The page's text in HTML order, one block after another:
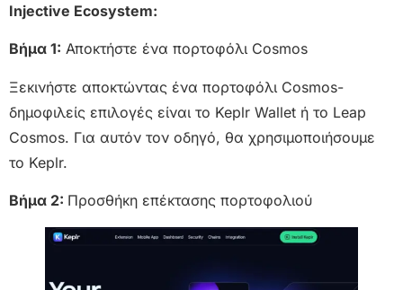
Injective Ecosystem:
Βήμα 1: Αποκτήστε ένα πορτοφόλι Cosmos
Ξεκινήστε αποκτώντας ένα πορτοφόλι Cosmos-
δημοφιλείς επιλογές είναι το Keplr Wallet ή το Leap
Cosmos. Για αυτόν τον οδηγό, θα χρησιμοποιήσουμε
το Keplr.
Βήμα 2: Προσθήκη επέκτασης πορτοφολιού